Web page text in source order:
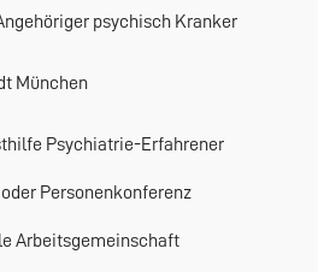
psychisch Kranker
München
Psychiatrie-Erfahrener
Personenkonferenz
Arbeitsgemeinschaft